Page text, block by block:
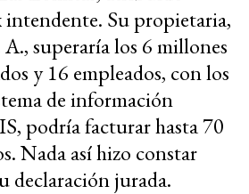
intendente. Su propietaria,
A., superaría los 6 millones
y 16 empleados, con los
de información
podría facturar hasta 70
Nada así hizo constar
declaración jurada.